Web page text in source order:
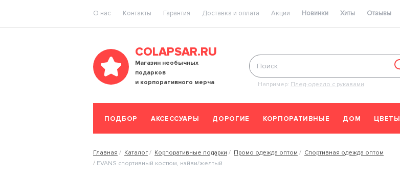
O нас Контакты Гарантия Доставка и оплата Акции Новинки Хиты Отзывы
COLAPSAR.RU
Магазин необычных
подарков
и корпоративного мерча
Например: Плед-одеяло с рукавами
ПОДБОР АКСЕССУАРЫ ДОРОГИЕ КОРПОРАТИВНЫЕ ДОМ ЦВЕТЫ
Главная Каталог Корпоративные подарки Промо одежда оптом
Спортивная одежда оптом
EVANS спортивный костюм, нэйви/желтый